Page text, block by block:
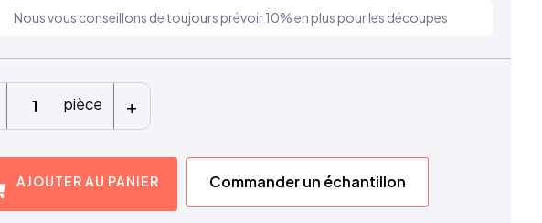
Nous vous conseillons de toujours prévoir 10% en plus pour les découpes
pièce +
AJOUTER AU PANIER Commander un échantillon